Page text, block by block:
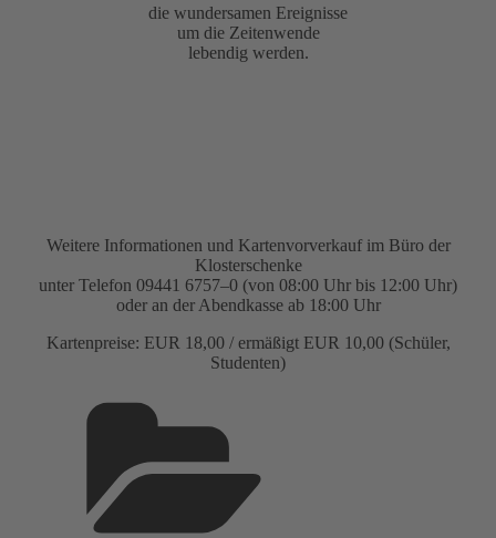
die wun­der­sa­men Ereignisse
um die Zeitenwende
leben­dig werden.
Wei­te­re Infor­ma­tio­nen und Kar­ten­vor­ver­kauf im Büro der
Klosterschenke
unter Tele­fon 09441 6757–0 (von 08:00 Uhr bis 12:00 Uhr)
oder an der Abend­kas­se ab 18:00 Uhr
Kar­ten­prei­se: EUR 18,00 / ermäßigt EUR 10,00 (Schü­ler,
Studenten)